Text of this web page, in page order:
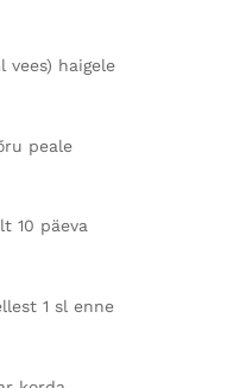
vees) haigele
peale
10 päeva
1 sl enne